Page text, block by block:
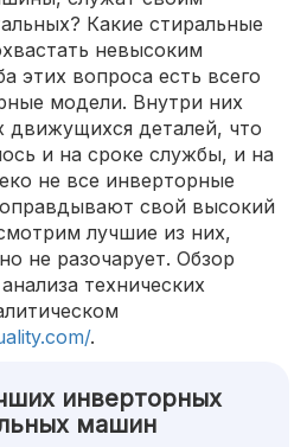
Какие стиральные
невысоким
этих вопроса есть всего
модели. Внутри них
движущихся деталей, что
и на сроке службы, и на
не все инверторные
свой высокий
лучшие из них,
не разочарует. Обзор
технических
.
инверторных
машин